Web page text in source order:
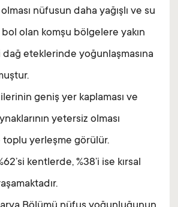
olması nüfusun daha yağışlı ve su
bol olan komşu bölgelere yakın
eteklerinde yoğunlaşmasına
geniş yer kaplaması ve
yetersiz olması
yerleşme görülür.
kentlerde, %38’i ise kırsal